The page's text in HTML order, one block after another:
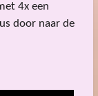
4x een
door naar de